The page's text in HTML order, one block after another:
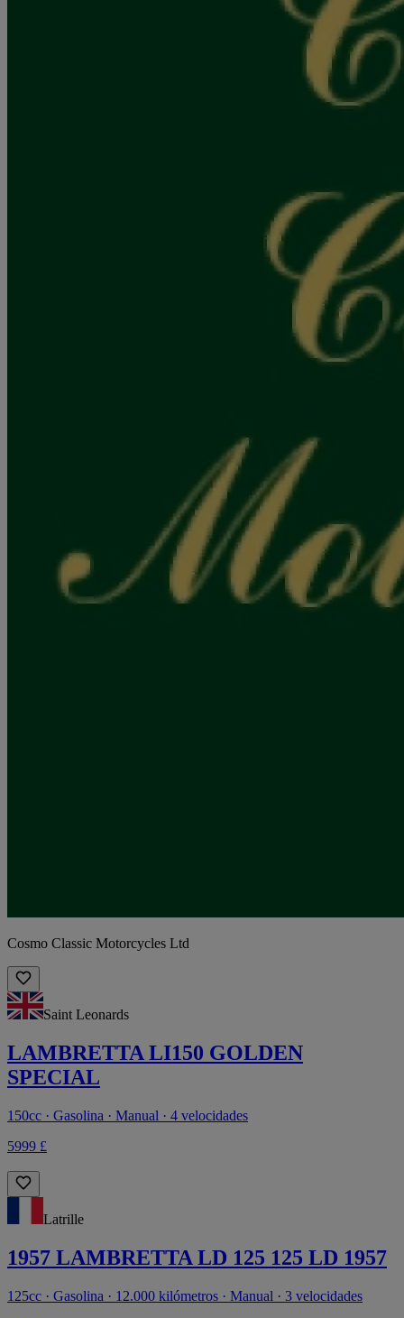
Cosmo Classic Motorcycles Ltd
Saint Leonards
LAMBRETTA LI150 GOLDEN
SPECIAL
150cc · Gasolina · Manual · 4 velocidades
5999 £
Latrille
1957 LAMBRETTA LD 125 125 LD 1957
125cc · Gasolina · 12.000 kilómetros · Manual · 3 velocidades